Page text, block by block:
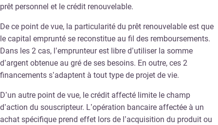
prêt personnel et le crédit renouvelable.
De ce point de vue, la particularité du prêt renouvelable est que
le capital emprunté se reconstitue au fil des remboursements.
Dans les 2 cas, l’emprunteur est libre d’utiliser la somme
d’argent obtenue au gré de ses besoins. En outre, ces 2
financements s’adaptent à tout type de projet de vie.
D’un autre point de vue, le crédit affecté limite le champ
d’action du souscripteur. L’opération bancaire affectée à un
achat spécifique prend effet lors de l’acquisition du produit ou